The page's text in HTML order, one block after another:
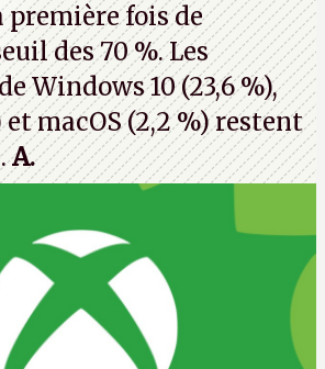
fois de
des 70 %. Les
Windows 10 (23,6 %),
et macOS (2,2 %) restent
A.